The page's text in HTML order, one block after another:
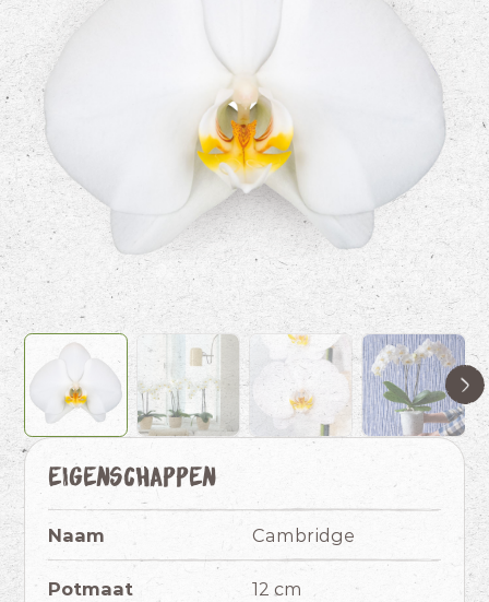
Eigenschappen
Naam Cambridge
Potmaat 12 cm